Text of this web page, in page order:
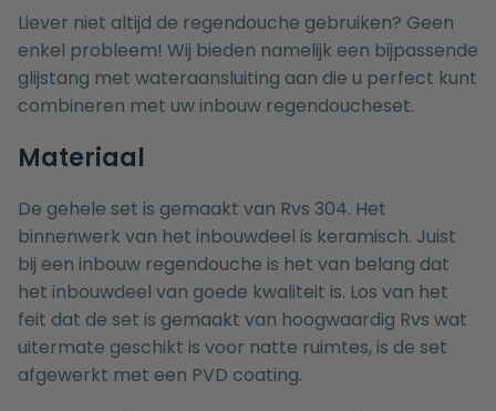
Liever niet altijd de regendouche gebruiken? Geen
enkel probleem! Wij bieden namelijk een bijpassende
glijstang met wateraansluiting aan die u perfect kunt
combineren met uw inbouw regendoucheset.
Materiaal
De gehele set is gemaakt van Rvs 304. Het
binnenwerk van het inbouwdeel is keramisch. Juist
bij een inbouw regendouche is het van belang dat
het inbouwdeel van goede kwaliteit is. Los van het
feit dat de set is gemaakt van hoogwaardig Rvs wat
uitermate geschikt is voor natte ruimtes, is de set
afgewerkt met een PVD coating.